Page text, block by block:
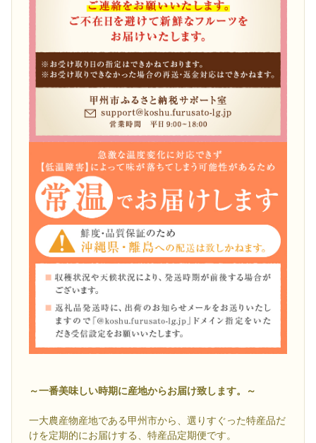
～一番美味しい時期に産地からお届け致します。～
一大農産物産地である甲州市から、選りすぐった特産品だ
けを定期的にお届けする、特産品定期便です。